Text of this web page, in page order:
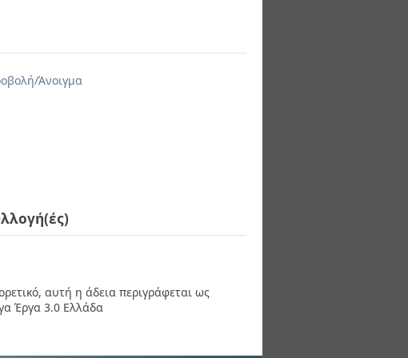
Άνοιγμα
αυτή η άδεια περιγράφεται ως
Έργα 3.0 Ελλάδα